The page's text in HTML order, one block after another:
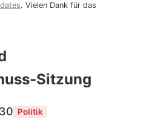
. Vielen Dank für das
Sitzung
Politik